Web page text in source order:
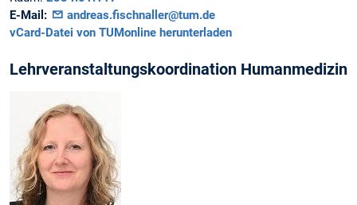
E-Mail:
andreas.fischnaller@tum.de
vCard-Datei von TUMonline herunterladen
Lehrveranstaltungskoordination Humanmedizin